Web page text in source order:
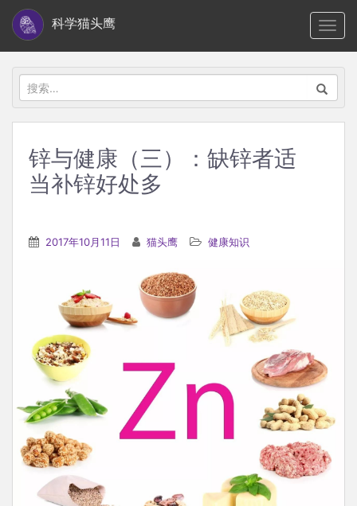
i
科学猫头鹰
搜
索：
锌与健康（三）：缺锌者适
当补锌好处多
2017年10月11日 猫头鹰 健康知识